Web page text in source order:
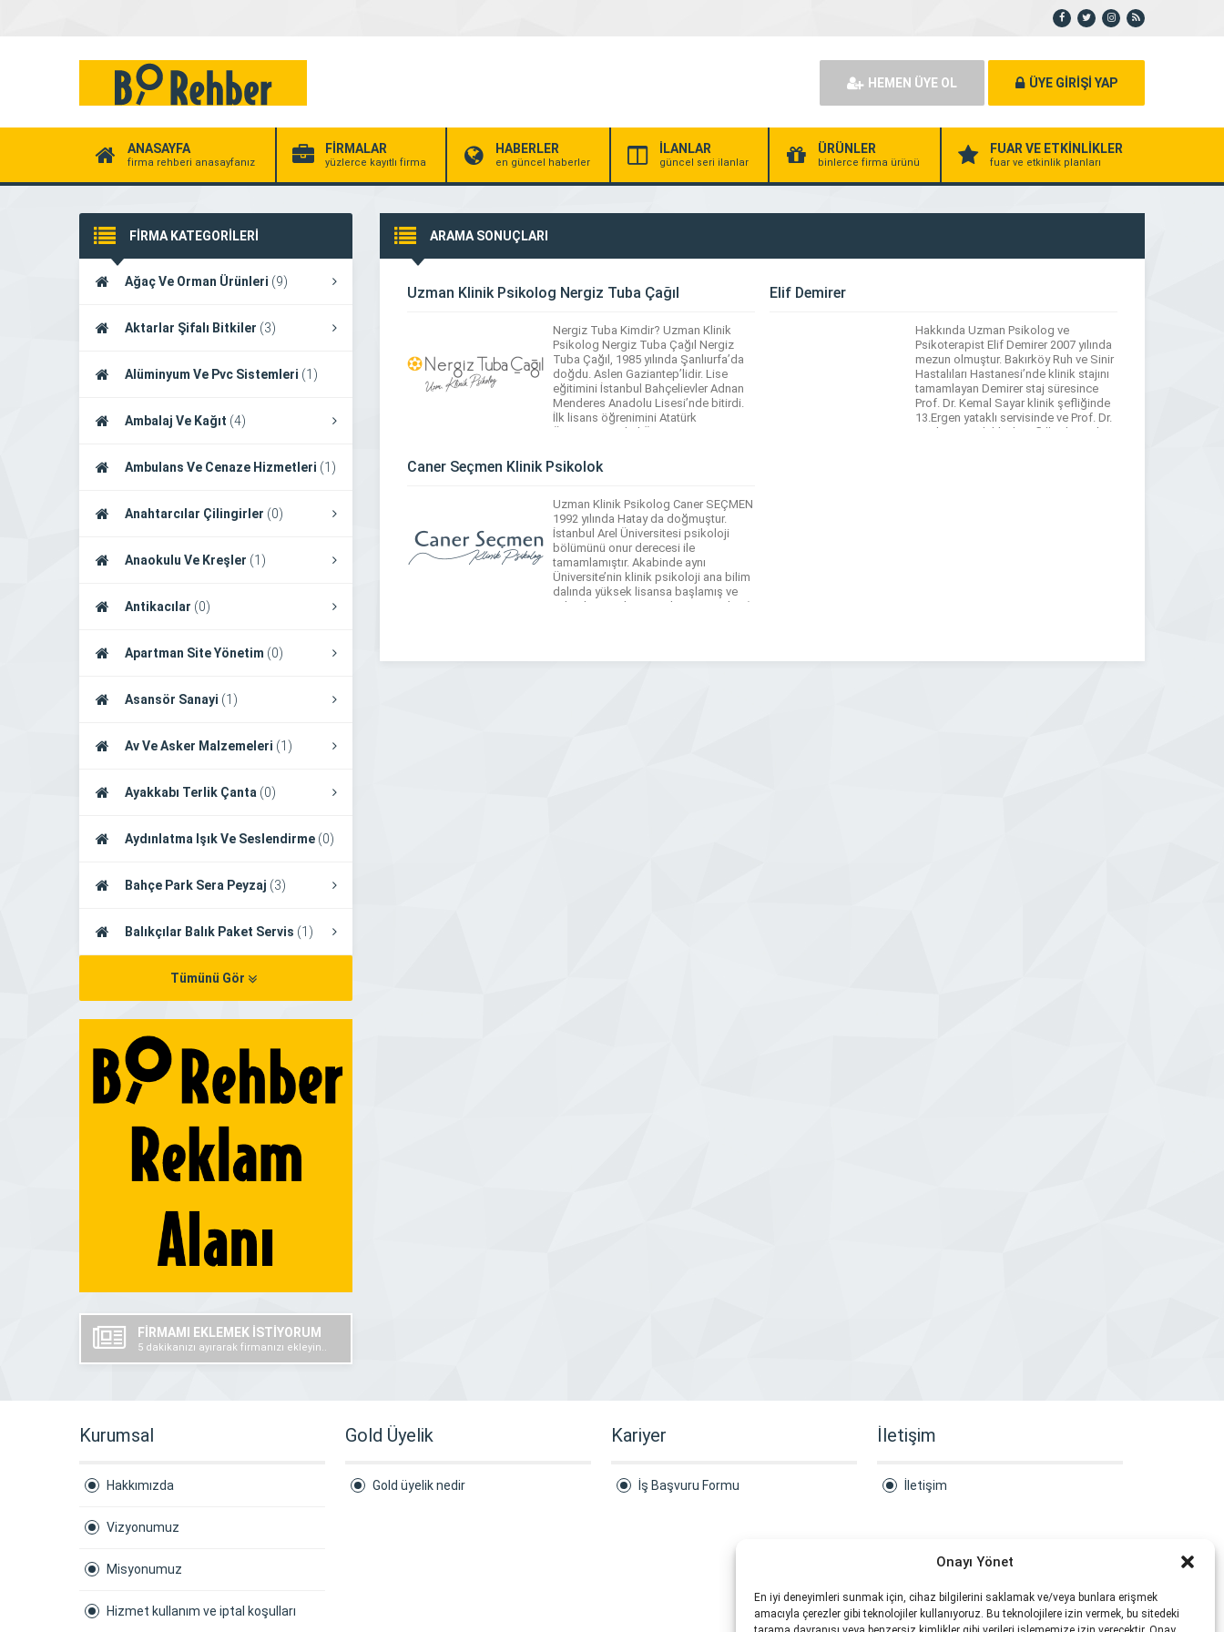
Onayı Yönet
En iyi deneyimleri sunmak için, cihaz bilgilerini saklamak ve/veya bunlara erişmek
amacıyla çerezler gibi teknolojiler kullanıyoruz. Bu teknolojilere izin vermek, bu sitedeki
HEMEN ÜYE OL ÜYE GİRİŞİ YAP
ANASAYFA
firma rehberi anasayfanız
FİRMALAR
yüzlerce kayıtlı firma
HABERLER
en güncel haberler
İLANLAR
güncel seri ilanlar
ÜRÜNLER
binlerce firma ürünü
FUAR VE ETKİNLİKLER
fuar ve etkinlik planları
FİRMA KATEGORİLERİ
Ağaç Ve Orman Ürünleri (9)
Aktarlar Şifalı Bitkiler (3)
Alüminyum Ve Pvc Sistemleri (1)
Ambalaj Ve Kağıt (4)
Ambulans Ve Cenaze Hizmetleri (1)
Anahtarcılar Çilingirler (0)
Anaokulu Ve Kreşler (1)
Antikacılar (0)
Apartman Site Yönetim (0)
Asansör Sanayi (1)
Av Ve Asker Malzemeleri (1)
Ayakkabı Terlik Çanta (0)
Aydınlatma Işık Ve Seslendirme (0)
Bahçe Park Sera Peyzaj (3)
Balıkçılar Balık Paket Servis (1)
Tümünü Gör
FİRMAMI EKLEMEK İSTİYORUM
5 dakikanızı ayırarak firmanızı ekleyin..
ARAMA SONUÇLARI
Uzman Klinik Psikolog Nergiz Tuba Çağıl
Nergiz Tuba Kimdir? Uzman Klinik
Psikolog Nergiz Tuba Çağıl Nergiz
Tuba Çağıl, 1985 yılında Şanlıurfa’da
doğdu. Aslen Gaziantep’lidir. Lise
eğitimini İstanbul Bahçelievler Adnan
Menderes Anadolu Lisesi’nde bitirdi.
İlk lisans öğrenimini Atatürk
Üniversitesi Okul Öncesi
öğrencisi olarak tamamladı. Uzun yıllar
özel kolej ve kurumlarda öğretmenlik,
ruhunu ve zihnini […]
Elif Demirer
Hakkında Uzman Psikolog ve
Psikoterapist Elif Demirer 2007 yılında
mezun olmuştur. Bakırköy Ruh ve Sinir
Hastalıları Hastanesi’nde klinik stajını
tamamlayan Demirer staj süresince
Prof. Dr. Kemal Sayar klinik şefliğinde
13.Ergen yataklı servisinde ve Prof. Dr.
Medaim Yanık klinik şefliğinde erişkin
Caner Seçmen Klinik Psikolok
Uzman Klinik Psikolog Caner SEÇMEN
1992 yılında Hatay da doğmuştur.
İstanbul Arel Üniversitesi psikoloji
bölümünü onur derecesi ile
tamamlamıştır. Akabinde aynı
Üniversite’nin klinik psikoloji ana bilim
dalında yüksek lisansa başlamış ve
yüksek onur derecesiyle mezun olup ‘
psikoloji bölümünü onur derecesi ile
Kurumsal
Hakkımızda
Vizyonumuz
Misyonumuz
Hizmet kullanım ve iptal koşulları
Gold Üyelik
Gold üyelik nedir
Kariyer
İş Başvuru Formu
İletişim
İletişim